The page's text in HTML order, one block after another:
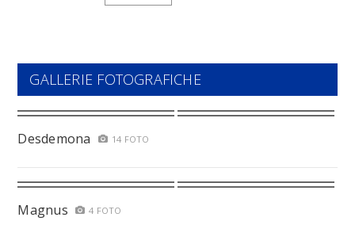
GALLERIE FOTOGRAFICHE
Desdemona 14 FOTO
Magnus 4 FOTO